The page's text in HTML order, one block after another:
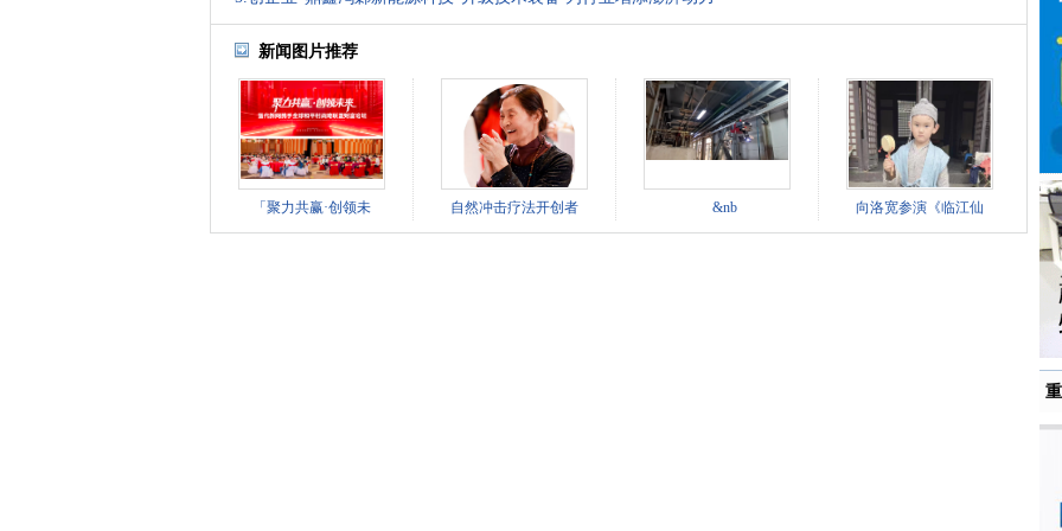
新闻图片推荐
「聚力共赢·创领未 自然冲击疗法开创者 &nb 向洛宽参演《临江仙